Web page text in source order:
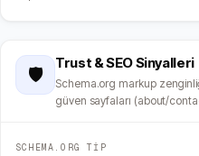
🛡️
Trust & SEO Sinyalleri
Schema.org markup
güven sayfaları (about/
SCHEMA.ORG TİP